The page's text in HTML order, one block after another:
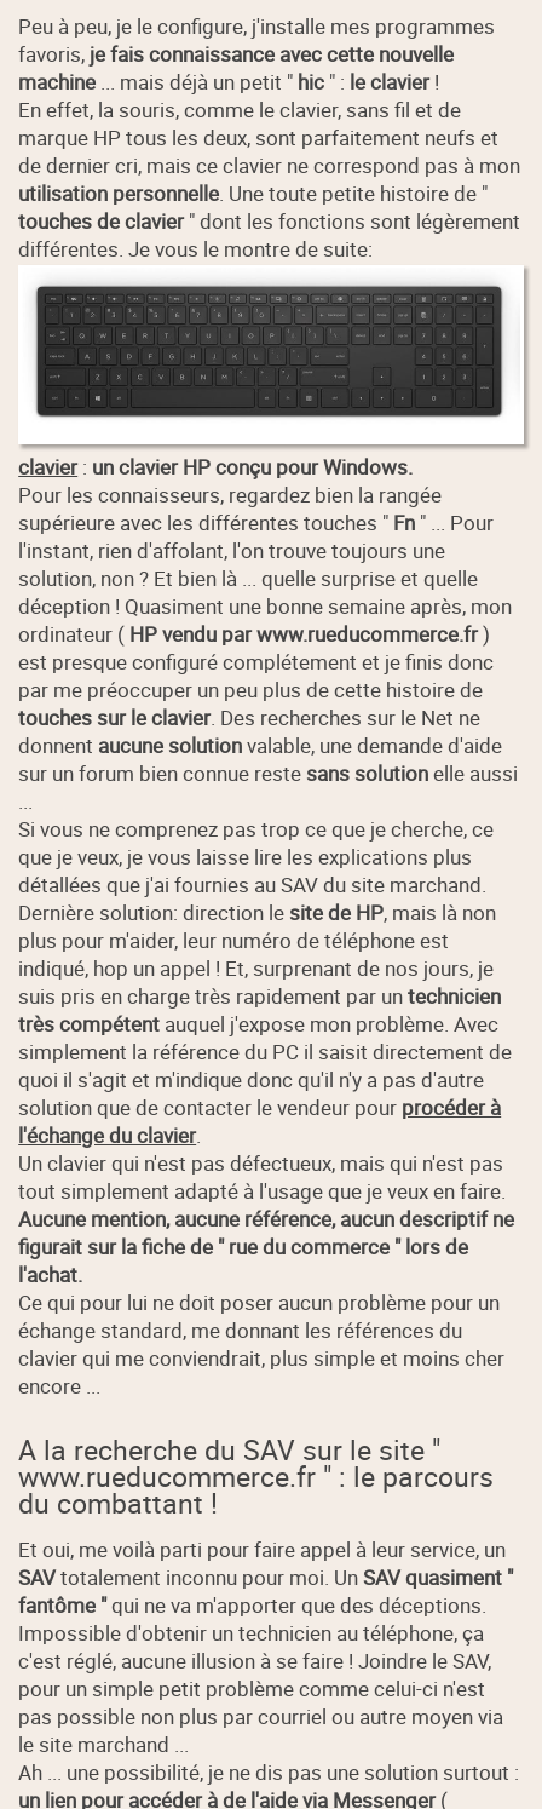
Peu à peu, je le configure, j'installe mes programmes
favoris, je fais connaissance avec cette nouvelle
machine ... mais déjà un petit " hic " : le clavier!
En effet, la souris, comme le clavier, sans fil et de
marque HP tous les deux, sont parfaitement neufs et
de dernier cri, mais ce clavier ne correspond pas à mon
utilisation personnelle. Une toute petite histoire de "
touches de clavier" dont les fonctions sont légèrement
différentes. Je vous le montre de suite:
clavier: un clavier HP conçu pour Windows.
Pour les connaisseurs, regardez bien la rangée
supérieure avec les différentes touches " Fn " ... Pour
l'instant, rien d'affolant, l'on trouve toujours une
solution, non ? Et bien là ... quelle surprise et quelle
déception ! Quasiment une bonne semaine après, mon
ordinateur ( HP vendu par www.rueducommerce.fr)
est presque configuré complétement et je finis donc
par me préoccuper un peu plus de cette histoire de
touches sur le clavier. Des recherches sur le Net ne
donnent aucune solutionvalable, une demande d'aide
sur un forum bien connue reste sans solutionelle aussi
...
Si vous ne comprenez pas trop ce que je cherche, ce
que je veux, je vous laisse lire les explications plus
détallées que j'ai fournies au SAV du site marchand.
Dernière solution: direction le site de HP, mais là non
plus pour m'aider, leur numéro de téléphone est
indiqué, hop un appel ! Et, surprenant de nos jours, je
suis pris en charge très rapidement par untechnicien
très compétent auquel j'expose mon problème. Avec
simplement la référence du PC il saisit directement de
quoi il s'agit et m'indique donc qu'il n'y a pas d'autre
solution que de contacter le vendeur pour procéder à
l'échange du clavier.
Un clavier qui n'est pas défectueux, mais qui n'est pas
tout simplement adapté à l'usage que je veux en faire.
Aucune mention, aucune référence, aucun descriptif ne
figurait sur la fiche de " rue du commerce " lors de
l'achat.
Ce qui pour lui ne doit poser aucun problème pour un
échange standard, me donnant les références du
clavier qui me conviendrait, plus simple et moins cher
encore ...
A la recherche du SAV sur le site "
www.rueducommerce.fr " : le parcours
du combattant !
Et oui, me voilà parti pour faire appel à leur service, un
SAVtotalement inconnu pour moi. UnSAV quasiment "
fantôme "qui ne va m'apporter que des déceptions.
Impossible d'obtenir un technicien au téléphone, ça
c'est réglé, aucune illusion à se faire ! Joindre le SAV,
pour un simple petit problème comme celui-ci n'est
pas possible non plus par courriel ou autre moyen via
le site marchand ...
Ah ... une possibilité, je ne dis pas une solution surtout :
un lien pour accéder à de l'aide via Messenger(